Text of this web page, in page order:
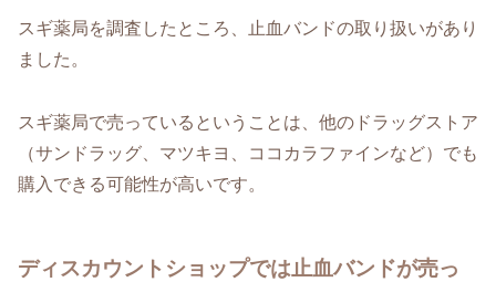
スギ薬局を調査したところ、止血バンドの取り扱いがあり
ました。
スギ薬局で売っているということは、他のドラッグストア
（サンドラッグ、マツキヨ、ココカラファインなど）でも
購入できる可能性が高いです。
ディスカウントショップでは止血バンドが売っ